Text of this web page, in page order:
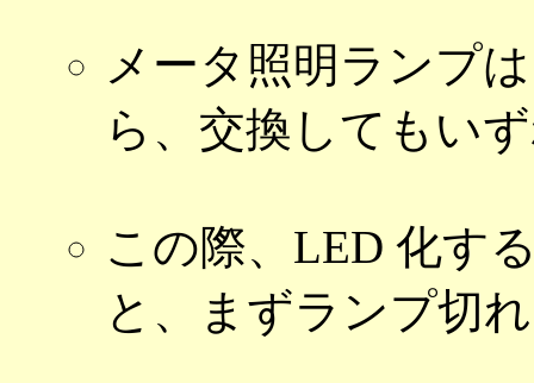
メータ照明ランプ
ら、交換してもい
この際、LED 化す
と、まずランプ切